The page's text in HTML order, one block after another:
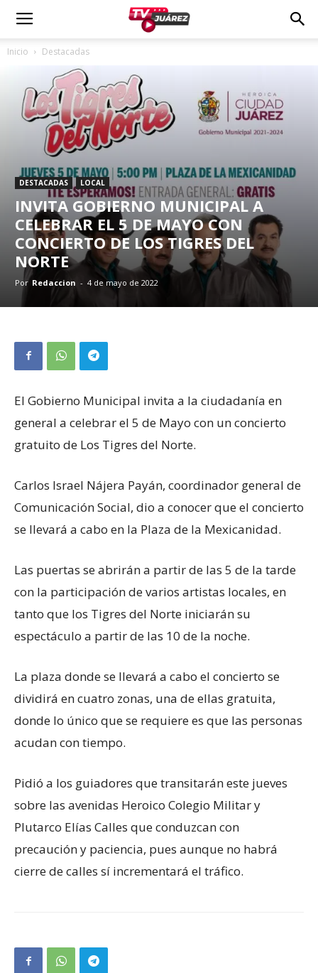
Inicio Destacadas
DESTACADAS LOCAL
INVITA GOBIERNO MUNICIPAL A
CELEBRAR EL 5 DE MAYO CON
CONCIERTO DE LOS TIGRES DEL
NORTE
Por Redaccion - 4 de mayo de 2022
El Gobierno Municipal invita a la ciudadanía en
general a celebrar el 5 de Mayo con un concierto
gratuito de Los Tigres del Norte.
Carlos Israel Nájera Payán, coordinador general de
Comunicación Social, dio a conocer que el concierto
se llevará a cabo en la Plaza de la Mexicanidad.
Las puertas se abrirán a partir de las 5 de la tarde
con la participación de varios artistas locales, en
tanto que los Tigres del Norte iniciarán su
espectáculo a partir de las 10 de la noche.
La plaza donde se llevará a cabo el concierto se
dividirá en cuatro zonas, una de ellas gratuita,
donde lo único que se requiere es que las personas
acudan con tiempo.
Pidió a los guiadores que transitarán este jueves
sobre las avenidas Heroico Colegio Militar y
Plutarco Elías Calles que conduzcan con
precaución y paciencia, pues aunque no habrá
cierre de calles sí incrementará el tráfico.